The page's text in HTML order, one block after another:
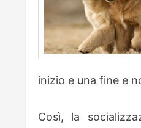
inizio e una fine e
Così, la